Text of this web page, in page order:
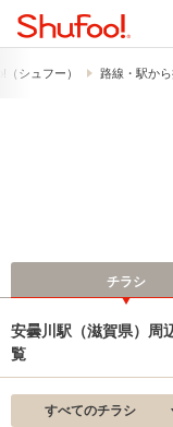
シュフー） 路線・駅か
チラシ
安曇川駅（滋賀県）周
覧
すべてのチラシ